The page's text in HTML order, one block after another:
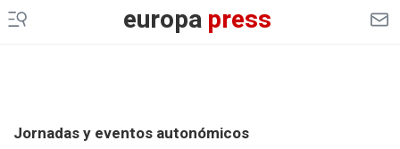
europapress
Jornadas y eventos autonómicos